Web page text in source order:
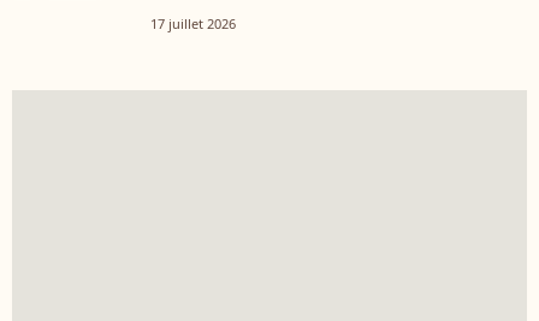
17 juillet 2026